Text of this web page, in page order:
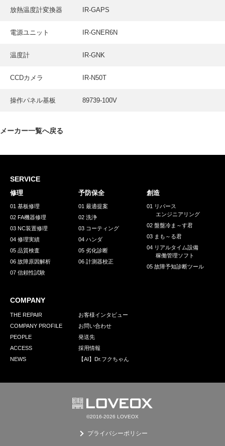
環境への取り組み
お問い合わせ 発送先
放熱温度計変換器 IR-GAPS
電源ユニット IR-GNER6N
温度計 IR-GNK
CCDカメラ IR-N50T
操作パネル基板 89739-100V
メーカー一覧へ戻る
SERVICE
修理
01 基板修理
02 FA機器修理
03 NC装置修理
04 修理実績
05 品質検査
06 故障原因解析
07 信頼性試験
予防保全
01 最適提案
02 洗浄
03 コーティング
04 ハンダ
05 劣化診断
06 計測器校正
創造
01 リバース
エンジニアリング
02 盤盤冷ま～す君
03 まも～る君
04 リアルタイム設備
稼働管理ソフト
05 故障予知診断ツール
COMPANY
THE REPAIR
COMPANY PROFILE
PEOPLE
ACCESS
NEWS
お客様インタビュー
お問い合わせ
発送先
採用情報
【AI】Dr.フクちゃん
©2016-2026 LOVEOX
プライバシーポリシー